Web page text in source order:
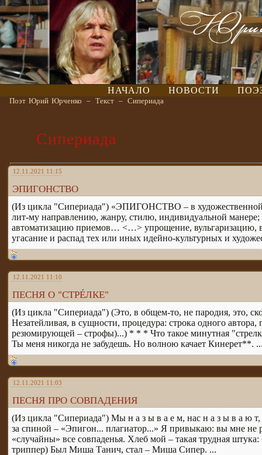
НАЧАЛО НОВОСТИ
Поэт Юрий Юрченко – Текст – Сипериада
Сипериада
12.11.2021 11:15
ЭПИГОНСТВО
(Из цикла "Сипериада") «ЭПИГОНСТВО – в художественной
лит-му направлению, жанру, стилю, индивидуальной
автоматизацию приемов… <…> упрощение,
угасание и распад тех или иных идейно-культурных и
12.11.2021 11:10
ПЕСНЯ О "СТРÉЛКЕ"
(Из цикла "Сипериада") (Это, в общем-то, не пародия, это,
Незатейливая, в сущности, процедура: строка одного
резюмирующей – строфы)...) * * * Что такое минутная
Ты меня никогда не забудешь. Но волною качает Кинерет**.
12.11.2021 11:03
ПЕСНЯ ПРО СОВПАДЕНИЯ
(Из цикла "Сипериада") Мы н а з ы в а е м, нас н а з ы в а ю т,
за спиной – «Эпигон... плагиатор...» Я привыкаю: вы мне
«случайны» все совпаденья. Хлеб мой – такая трудная
триппер) Был Миша Танич, стал – Миша Сипер. ...